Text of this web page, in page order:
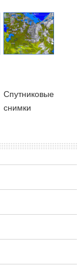
Cпутниковые
снимки